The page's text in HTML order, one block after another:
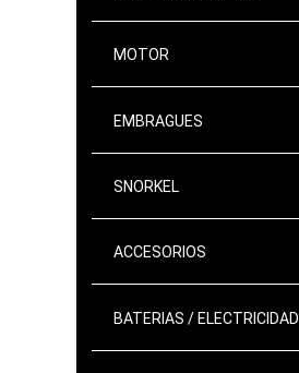
MOTOR
EMBRAGUES
SNORKEL
ACCESORIOS
BATERIAS / ELECTRICIDAD